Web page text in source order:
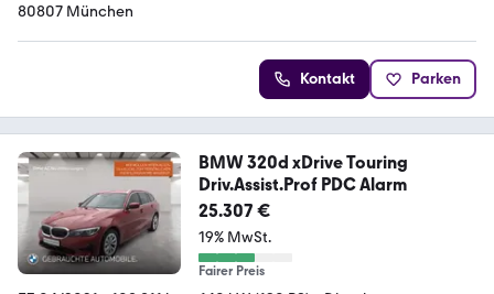
80807 München
Kontakt Parken
BMW 320d xDrive Touring
Driv.Assist.Prof PDC Alarm
25.307 €
19% MwSt.
Fairer Preis